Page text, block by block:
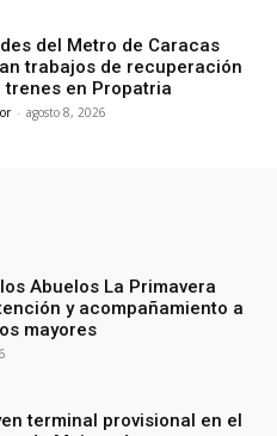
del Metro de Caracas
trabajos de recuperación
trenes en Propatria
- agosto 8, 2026
Abuelos La Primavera
y acompañamiento a
mayores
terminal provisional en el